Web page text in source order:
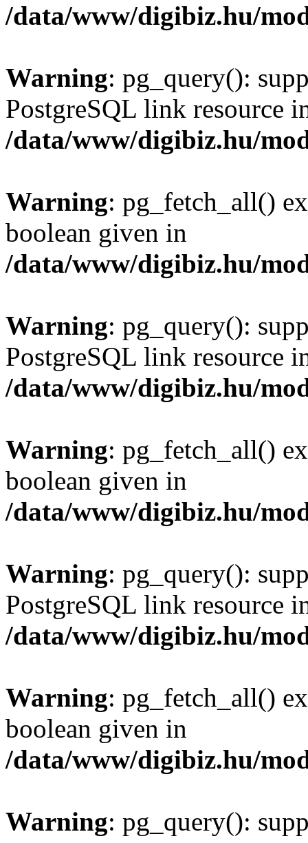
/data/www/digibiz.hu/
Warning: pg_query():
PostgreSQL link resource
/data/www/digibiz.hu/
Warning: pg_fetch_all()
boolean given in
/data/www/digibiz.hu/
Warning: pg_query():
PostgreSQL link resource
/data/www/digibiz.hu/
Warning: pg_fetch_all()
boolean given in
/data/www/digibiz.hu/
Warning: pg_query():
PostgreSQL link resource
/data/www/digibiz.hu/
Warning: pg_fetch_all()
boolean given in
/data/www/digibiz.hu/
Warning: pg_query():